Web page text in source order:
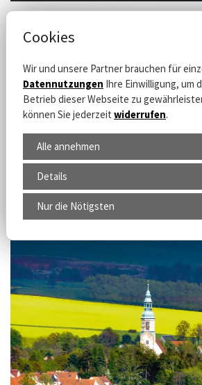
Oberaue 37,
02797 Oybin/Lückendorf
Tel. +49 3583 690367
Cookies
Wir und unsere Partner brauchen für
Datennutzungen Ihre Einwilligung, um
Betrieb dieser Webseite zu
können Sie jederzeit widerrufen.
Alle annehmen
Details
Nur die Nötigsten